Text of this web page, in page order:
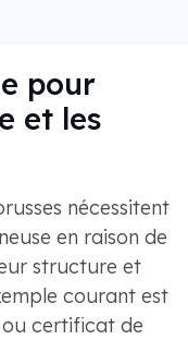
pour
et les
nécessitent
en raison de
structure et
courant est
ou certificat de